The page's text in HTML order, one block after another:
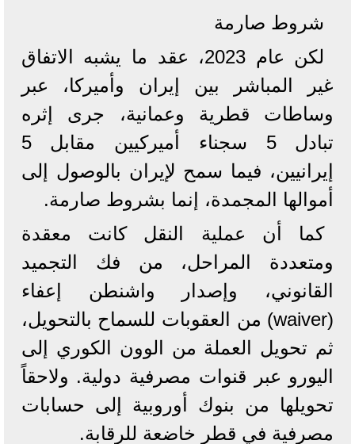
شروط صارمة
لكن عام 2023، عقد ما يشبه الاتفاق
غير المباشر بين إيران وأميركا، عبر
وساطات قطرية وعمانية، جرى إثره
تبادل 5 سجناء أميركيين مقابل 5
إيرانيين، فيما سمح لإيران بالوصول إلى
أموالها المجمدة، إنما بشروط صارمة.
كما أن عملية النقل كانت معقدة
ومتعددة المراحل، من فك التجميد
القانوني، وإصدار واشنطن إعفاء
(waiver) من العقوبات للسماح بالتحويل،
ثم تحويل العملة من الوون الكوري إلى
اليورو عبر قنوات مصرفية دولية. ولاحقاً
تحويلها من بنوك أوروبية إلى حسابات
مصرفية في قطر خاضعة للرقابة.